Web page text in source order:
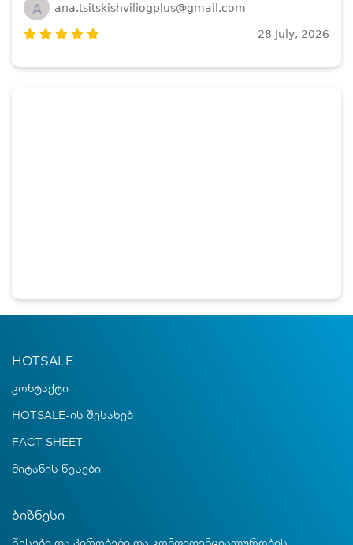
A ana.tsitskishviliogplus@gmail.com
28 July, 2026
HOTSALE
კონტაქტი
HOTSALE-ის შესახებ
FACT SHEET
მიტანის წესები
ბიზნესი